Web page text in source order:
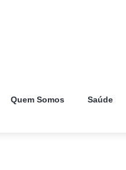
Quem Somos Saúde